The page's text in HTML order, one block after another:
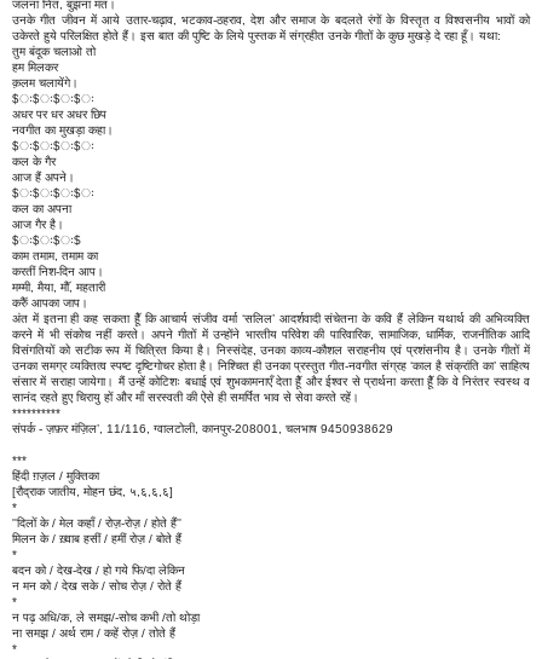
जलना नित, बुझना मत।
उनके गीत जीवन में आये उतार-चढ़ाव, भटकाव-ठहराव, देश और समाज के बदलते रंगों के विस्तृत व विश्वसनीय भावों को
उकेरते हुये परिलक्षित होते हैं। इस बात की पुष्टि के लिये पुस्तक में संग्रहीत उनके गीतों के कुछ मुखड़े दे रहा हूँ। यथा:
तुम बंदूक चलाओ तो
हम मिलकर
क़लम चलायेंगे।
$ः$ः$ः$ः
अधर पर धर अधर छिप
नवगीत का मुखड़ा कहा।
$ः$ः$ः$ः
कल के गैर
आज हैं अपने।
$ः$ः$ः$ः
कल का अपना
आज गैर है।
$ः$ः$ः$
काम तमाम, तमाम का
करतीं निश-दिन आप।
मम्मी, मैया, माॅै, महतारी
करुॅै आपका जाप।
अंत में इतना ही कह सकता हूॅै कि आचार्य संजीव वर्मा ‘सलिल’ आदर्शवादी संचेतना के कवि हैं लेकिन यथार्थ की अभिव्यक्ति
करने में भी संकोच नहीं करते। अपने गीतों में उन्होंने भारतीय परिवेश की पारिवारिक, सामाजिक, धार्मिक, राजनीतिक आदि
विसंगतियों को सटीक रूप में चित्रित किया है। निस्संदेह, उनका काव्य-कौशल सराहनीय एवं प्रशंसनीय है। उनके गीतों में
उनका समग्र व्यक्तित्व स्पष्ट दृष्टिगोचर होता है। निश्चित ही उनका प्रस्तुत गीत-नवगीत संग्रह ‘काल है संक्रांति का’ साहित्य
संसार में सराहा जायेगा। मैं उन्हें कोटिशः बधाई एवं शुभकामनाएँ देता हूॅै और ईश्वर से प्रार्थना करता हूॅै कि वे निरंतर स्वस्थ व
सानंद रहते हुए चिरायु हों और माँ सरस्वती की ऐसे ही समर्पित भाव से सेवा करते रहें।
**********
संपर्क - ज़फ़र मंज़िल’, 11/116, ग्वालटोली, कानपुर-208001, चलभाष 9450938629
***
हिंदी ग़ज़ल / मुक्तिका
[रौद्राक जातीय, मोहन छंद, ५,६,६,६]
*
''दिलों के / मेल कहाँ / रोज़-रोज़ / होते हैं''
मिलन के / ख़्वाब हसीं / हमीं रोज़ / बोते हैं
*
बदन को / देख-देख / हो गये फि/दा लेकिन
न मन को / देख सके / सोच रोज़ / रोते हैं
*
न पढ़ अधि/क, ले समझ/-सोच कभी /तो थोड़ा
ना समझ / अर्थ राम / कहें रोज़ / तोते हैं
*